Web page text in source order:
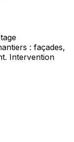
: façades,
Intervention